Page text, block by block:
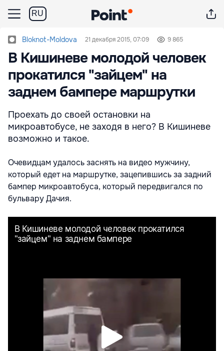
RU
Bloknot-Moldova 21 декабря 2015, 07:09 9 865
В Кишиневе молодой человек
прокатился "зайцем" на
заднем бампере маршрутки
Проехать до своей остановки на
микроавтобусе, не заходя в него? В Кишиневе
возможно и такое.
Очевидцам удалось заснять на видео мужчину,
который едет на маршрутке, зацепившись за задний
бампер микроавтобуса, который передвигался по
бульвару Дачия.